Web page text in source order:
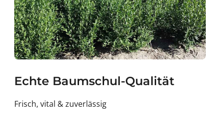
Echte Baumschul-Qualität
Frisch, vital & zuverlässig